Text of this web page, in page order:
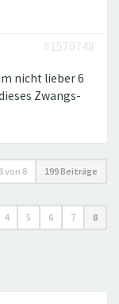
#1570748
nicht lieber 6
Zwangs-
8von 8 199 Beiträge
4 5 6 7 8